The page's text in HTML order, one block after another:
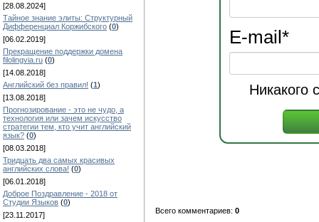
[28.08.2024]
Тайное знание элиты: Структурный
Дифференциал Коржибского (0)
[06.02.2019]
Прекращение поддержки домена
filolingvia.ru (0)
[14.08.2018]
Английский без правил! (1)
[13.08.2018]
Прогнозирование - это не чудо, а
технология или зачем искусство
стратегии тем, кто учит английский
язык? (0)
[08.03.2018]
Тридцать два самых красивых
английских слова! (0)
[06.01.2018]
Доброе Поздравление - 2018 от
Студии Языков (0)
[23.11.2017]
E-mail *
Никакого
Всего комментариев: 0